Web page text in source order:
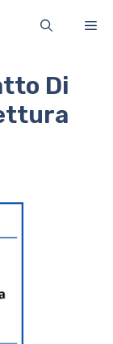
Di